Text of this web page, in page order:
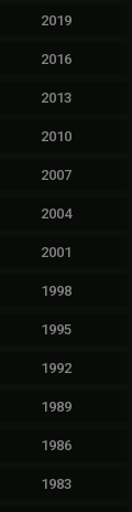
2019
2016
2013
2010
2007
2004
2001
1998
1995
1992
1989
1986
1983